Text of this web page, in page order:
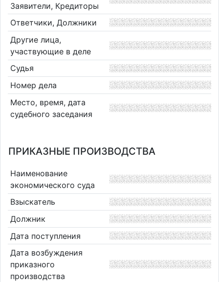
Заявители, Кредиторы
Ответчики, Должники
Другие лица,
участвующие в деле
Судья
Номер дела
Место, время, дата
судебного заседания
ПРИКАЗНЫЕ ПРОИЗВОДСТВА
Наименование
экономического суда
Взыскатель
Должник
Дата поступления
Дата возбуждения
приказного
производства